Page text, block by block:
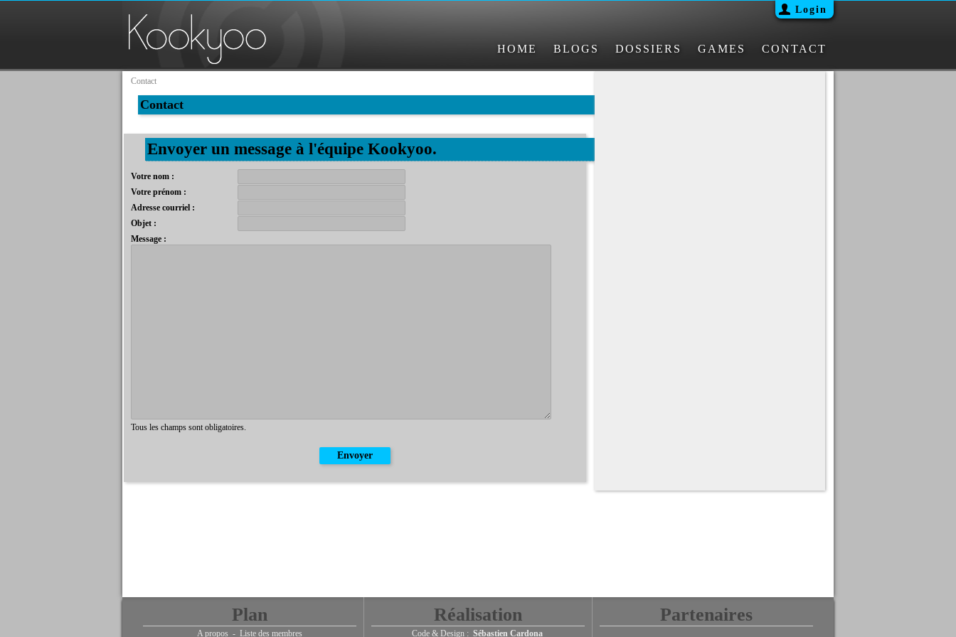
Login
HOME BLOGS DOSSIERS GAMES CONTACT
Contact
Contact
Envoyer un message à l'équipe Kookyoo.
Votre nom :
Votre prénom :
Adresse courriel :
Objet :
Message :
Tous les champs sont obligatoires.
Plan
A propos - Liste des membres
Réalisation
Code & Design : Sébastien Cardona
Partenaires